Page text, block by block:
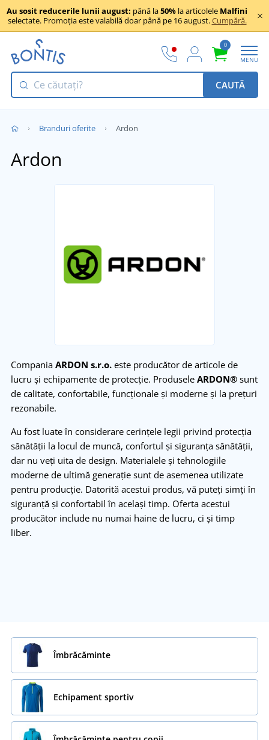
Au sosit reducerile lunii august: până la50% la articolele Malfini
selectate. Promoția este valabilă doar până pe 16 august.Cumpără.
0
MENU
CAUTĂ
Branduri oferite Ardon
Ardon
Compania ARDON s.r.o. este producător de articole de
lucru și echipamente de protecție. Produsele ARDON® sunt
de calitate, confortabile, funcționale și moderne și la prețuri
rezonabile.
Au fost luate în considerare cerințele legii privind protecția
sănătății la locul de muncă, confortul și siguranța sănătății,
dar nu veți uita de design. Materialele și tehnologiile
moderne de ultimă generație sunt de asemenea utilizate
pentru producție. Datorită acestui produs, vă puteți simți în
siguranță și confortabil în același timp. Oferta acestui
producător include nu numai haine de lucru, ci și timp
liber.
Îmbrăcăminte
Echipament sportiv